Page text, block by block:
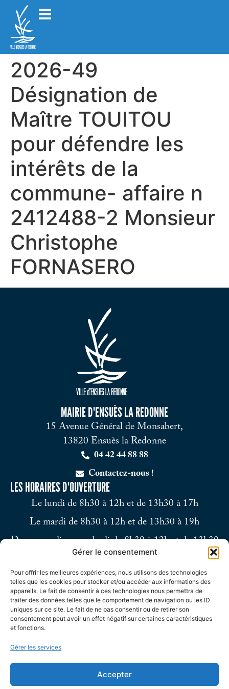
Gérer le consentement
Pour offrir les meilleures expériences, nous utilisons des technologies
telles que les cookies pour stocker et/ou accéder aux informations des
appareils. Le fait de consentir à ces technologies nous permettra de
traiter des données telles que le comportement de navigation ou les ID
uniques sur ce site. Le fait de ne pas consentir ou de retirer son
consentement peut avoir un effet négatif sur certaines caractéristiques
et fonctions.
Gérer les services
Accepter
2026-49
Désignation de
Maître TOUITOU
pour défendre les
intérêts de la
commune- affaire n
2412488-2 Monsieur
Christophe
FORNASERO
MAIRIE D'ENSUÈS LA REDONNE
15 Avenue Général de Monsabert,
13820 Ensuès la Redonne
04 42 44 88 88
Contactez-nous !
LES HORAIRES D'OUVERTURE
Le lundi de 8h30 à 12h et de 13h30 à 17h
Le mardi de 8h30 à 12h et de 13h30 à 19h
Du mercredi au vendredi de 8h30 à 12h et de 13h30
Le samedi de 9h à 12h